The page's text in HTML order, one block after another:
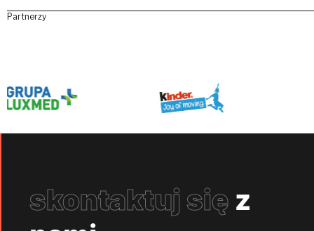
Partnerzy
skontaktuj się z